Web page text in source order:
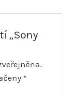
„Sony
*